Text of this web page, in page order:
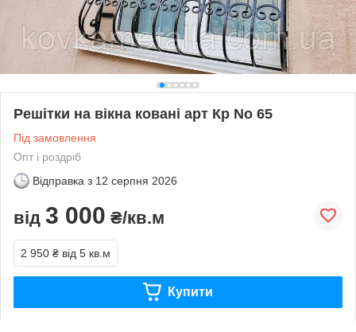
Решітки на вікна ковані арт Кр No 65
Під замовлення
Опт і роздріб
Відправка з 12 серпня 2026
від 3 000 ₴/кв.м
2 950 ₴ від 5 кв.м
Купити